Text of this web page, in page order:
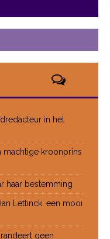
in het
machtige kroonprins
haar bestemming
Lettinck, een mooi
geen